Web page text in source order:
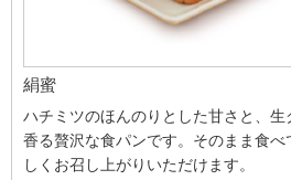
絹蜜
ハチミツのほんのりとした甘さと、
香る贅沢な食パンです。そのまま食
しくお召し上がりいただけます。